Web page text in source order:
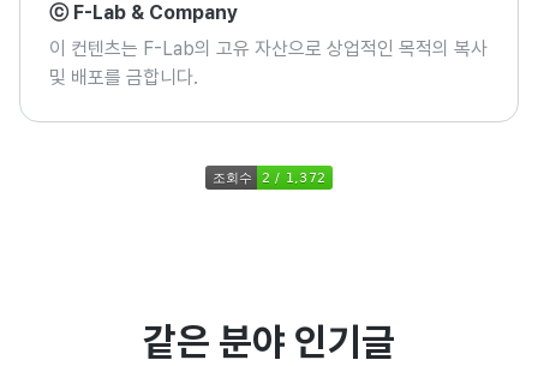
ⓒ F-Lab & Company
이 컨텐츠는 F-Lab의 고유 자산으로 상업적인 목적의 복사
및 배포를 금합니다.
같은 분야 인기글